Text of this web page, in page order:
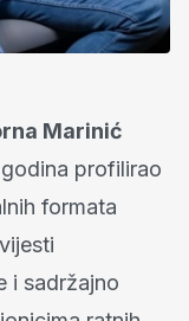
Marinić
profilirao
formata
i sadržajno